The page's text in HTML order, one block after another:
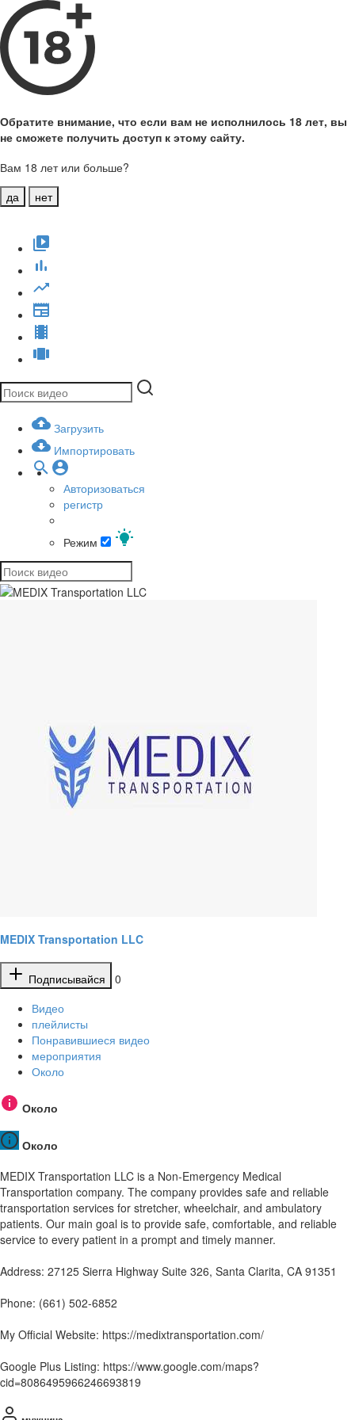
Обратите внимание, что если вам не исполнилось 18 лет, вы
не сможете получить доступ к этому сайту.
Вам 18 лет или больше?
да
нет
Загрузить
Импортировать
Авторизоваться
регистр
Режим
MEDIX Transportation LLC
Подписывайся
0
Видео
плейлисты
Понравившиеся видео
мероприятия
Около
Около
Около
MEDIX Transportation LLC is a Non-Emergency Medical
Transportation company. The company provides safe and reliable
transportation services for stretcher, wheelchair, and ambulatory
patients. Our main goal is to provide safe, comfortable, and reliable
service to every patient in a prompt and timely manner.
Address: 27125 Sierra Highway Suite 326, Santa Clarita, CA 91351
Phone: (661) 502-6852
My Official Website: https://medixtransportation.com/
Google Plus Listing: https://www.google.com/maps?
cid=8086495966246693819